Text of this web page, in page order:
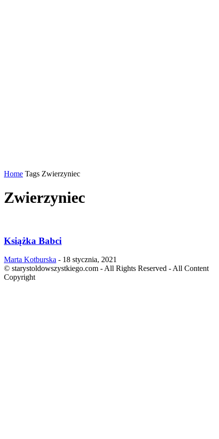
Home Tags Zwierzyniec
Zwierzyniec
Książka Babci
Marta Kotburska - 18 stycznia, 2021
© starystoldowszystkiego.com - All Rights Reserved - All Content
Copyright